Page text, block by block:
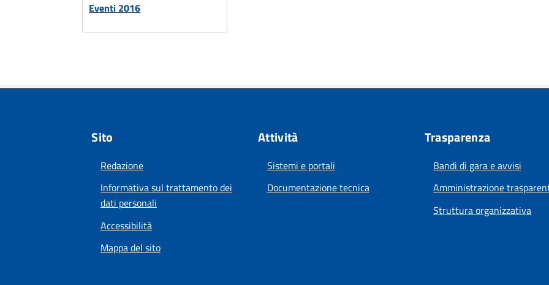
Eventi 2016
Sito
Redazione
Informativa sul trattamento dei
dati personali
Accessibilità
Mappa del sito
Attività
Sistemi e portali
Documentazione tecnica
Trasparenza
Bandi di gara e avvisi
Amministrazione
Struttura organizzativa